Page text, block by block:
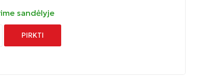
sandėlyje
PIRKTI